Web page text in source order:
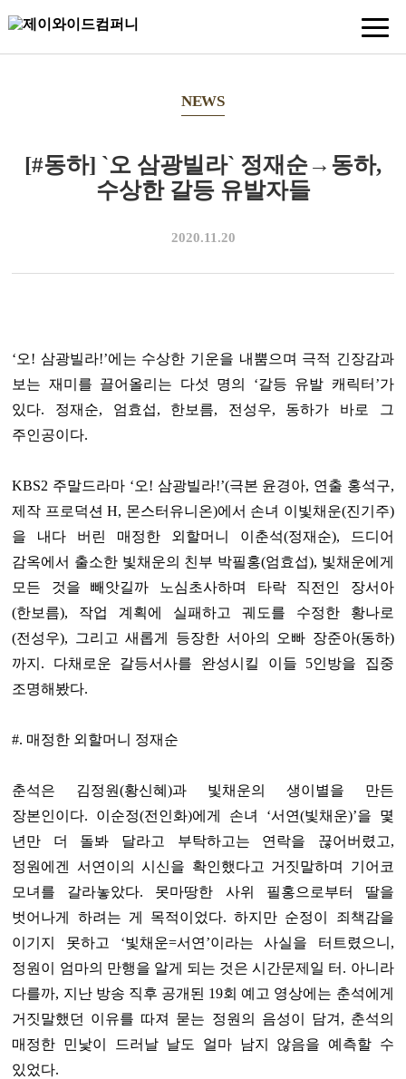
NEWS
[#동하] `오 삼광빌라` 정재순→동하,
수상한 갈등 유발자들
2020.11.20
‘오! 삼광빌라!’에는 수상한 기운을 내뿜으며 극적 긴장감과
보는 재미를 끌어올리는 다섯 명의 ‘갈등 유발 캐릭터’가
있다. 정재순, 엄효섭, 한보름, 전성우, 동하가 바로 그
주인공이다.
KBS2 주말드라마 ‘오! 삼광빌라!’(극본 윤경아, 연출 홍석구,
제작 프로덕션 H, 몬스터유니온)에서 손녀 이빛채운(진기주)
을 내다 버린 매정한 외할머니 이춘석(정재순), 드디어
감옥에서 출소한 빛채운의 친부 박필홍(엄효섭), 빛채운에게
모든 것을 빼앗길까 노심초사하며 타락 직전인 장서아
(한보름), 작업 계획에 실패하고 궤도를 수정한 황나로
(전성우), 그리고 새롭게 등장한 서아의 오빠 장준아(동하)
까지. 다채로운 갈등서사를 완성시킬 이들 5인방을 집중
조명해봤다.
#. 매정한 외할머니 정재순
춘석은 김정원(황신혜)과 빛채운의 생이별을 만든
장본인이다. 이순정(전인화)에게 손녀 ‘서연(빛채운)’을 몇
년만 더 돌봐 달라고 부탁하고는 연락을 끊어버렸고,
정원에겐 서연이의 시신을 확인했다고 거짓말하며 기어코
모녀를 갈라놓았다. 못마땅한 사위 필홍으로부터 딸을
벗어나게 하려는 게 목적이었다. 하지만 순정이 죄책감을
이기지 못하고 ‘빛채운=서연’이라는 사실을 터트렸으니,
정원이 엄마의 만행을 알게 되는 것은 시간문제일 터. 아니라
다를까, 지난 방송 직후 공개된 19회 예고 영상에는 춘석에게
거짓말했던 이유를 따져 묻는 정원의 음성이 담겨, 춘석의
매정한 민낯이 드러날 날도 얼마 남지 않음을 예측할 수
있었다.